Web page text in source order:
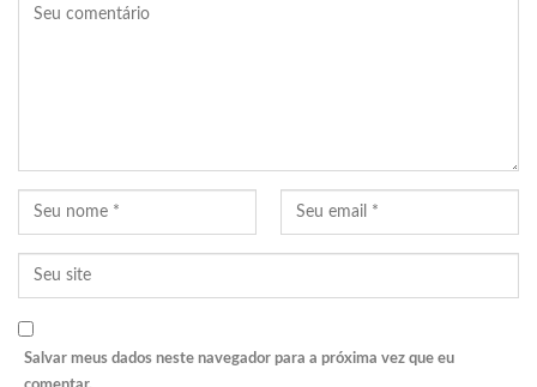
Salvar meus dados neste navegador para a próxima vez que eu